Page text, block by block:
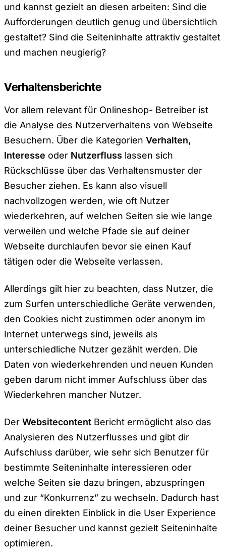
und kannst gezielt an diesen arbeiten: Sind die
Aufforderungen deutlich genug und übersichtlich
gestaltet? Sind die Seiteninhalte attraktiv gestaltet
und machen neugierig?
Verhaltensberichte
Vor allem relevant für Onlineshop- Betreiber ist
die Analyse des Nutzerverhaltens von Webseite
Besuchern. Über die Kategorien Verhalten,
Interesse oder Nutzerfluss lassen sich
Rückschlüsse über das Verhaltensmuster der
Besucher ziehen. Es kann also visuell
nachvollzogen werden, wie oft Nutzer
wiederkehren, auf welchen Seiten sie wie lange
verweilen und welche Pfade sie auf deiner
Webseite durchlaufen bevor sie einen Kauf
tätigen oder die Webseite verlassen.
Allerdings gilt hier zu beachten, dass Nutzer, die
zum Surfen unterschiedliche Geräte verwenden,
den Cookies nicht zustimmen oder anonym im
Internet unterwegs sind, jeweils als
unterschiedliche Nutzer gezählt werden. Die
Daten von wiederkehrenden und neuen Kunden
geben darum nicht immer Aufschluss über das
Wiederkehren mancher Nutzer.
Der Websitecontent Bericht ermöglicht also das
Analysieren des Nutzerflusses und gibt dir
Aufschluss darüber, wie sehr sich Benutzer für
bestimmte Seiteninhalte interessieren oder
welche Seiten sie dazu bringen, abzuspringen
und zur “Konkurrenz” zu wechseln. Dadurch hast
du einen direkten Einblick in die User Experience
deiner Besucher und kannst gezielt Seiteninhalte
optimieren.